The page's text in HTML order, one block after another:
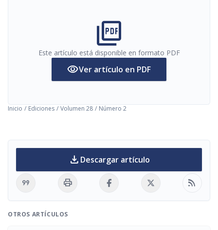
picture_as_pdf
Este artículo está disponible en formato PDF
visibilityVer artículo en PDF
Inicio / Ediciones / Volumen 28 / Número 2
download Descargar artículo
format_quote print rss_feed
OTROS ARTÍCULOS